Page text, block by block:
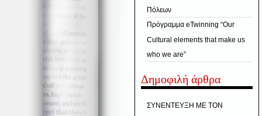
Πόλεων
Πρόγραμμα eTwinning “Our
Cultural elements that make us
who we are”
Δημοφιλή άρθρα
ΣΥΝΕΝΤΕΥΞΗ ΜΕ ΤΟΝ